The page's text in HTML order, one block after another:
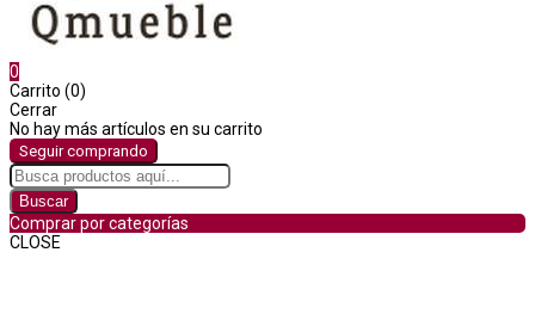
0
Carrito (0)
Cerrar
No hay más artículos en su carrito
Seguir comprando
Buscar
Comprar por categorías
CLOSE